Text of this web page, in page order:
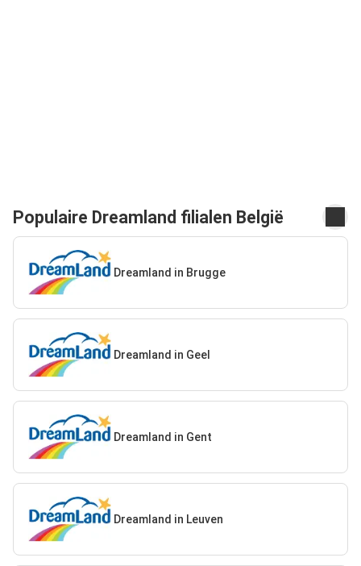
Populaire Dreamland filialen België
Dreamland in Brugge
Dreamland in Geel
Dreamland in Gent
Dreamland in Leuven